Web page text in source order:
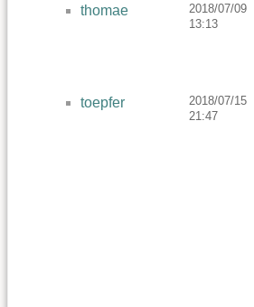
thomae
2018/07/09
13:13
toepfer
2018/07/15
21:47